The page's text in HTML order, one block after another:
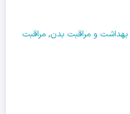
بهداشت و مراقبت بدن, مراقبت